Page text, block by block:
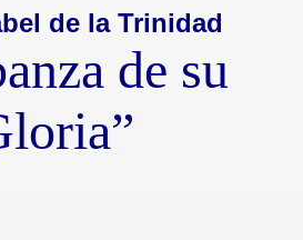
de la Trinidad
de su